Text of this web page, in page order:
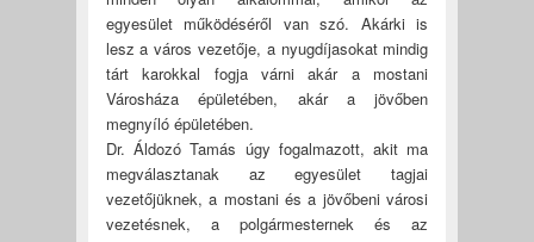
egyesület működéséről van szó. Akárki is
lesz a város vezetője, a nyugdíjasokat mindig
tárt karokkal fogja várni akár a mostani
Városháza épületében, akár a jövőben
megnyíló épületében.
Dr. Áldozó Tamás úgy fogalmazott, akit ma
megválasztanak az egyesület tagjai
vezetőjüknek, a mostani és a jövőbeni városi
vezetésnek, a polgármesternek és az